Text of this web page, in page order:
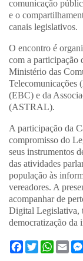
comunicação
e o
canais legislativos.
O encontro é
com a participação
Ministério das
Telecomunicações
(EBC) e da
(ASTRAL).
A participação da
compromisso do
seus instrumentos
das atividades
população às
vereadores. A
acompanhar de
Digital Legislativa,
democratização da
F
a
T
w
W
h
E
m